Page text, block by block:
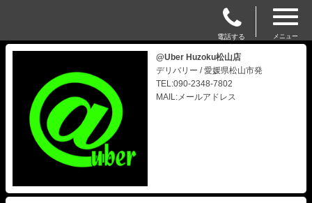
電話する メニュー
@Uber Huzoku松山店
デリバリー / 愛媛県松山市発
TEL:090-2348-7802
MAIL:メールアドレス